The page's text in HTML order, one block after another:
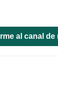
al canal de